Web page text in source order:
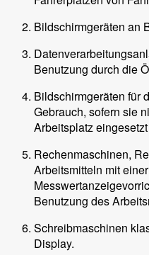
Bildschirmgeräten an
Benutzung durch die
Bildschirmgeräten für
Gebrauch, sofern sie
Arbeitsplatz
Rechenmaschinen,
Arbeitsmitteln mit
Benutzung des
Schreibmaschinen
Display.